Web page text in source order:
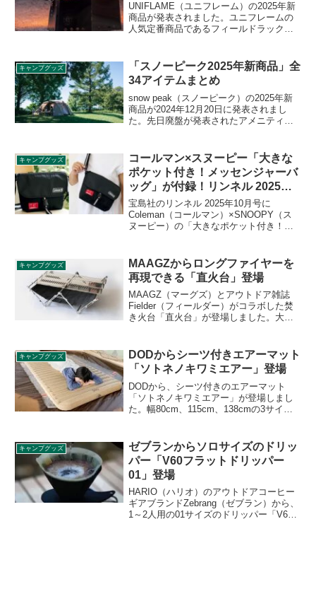
UNIFLAME（ユニフレーム）の2025年新
商品が発表されました。ユニフレームの
人気定番商品であるフィールドラックた
欲的な新しい試みの新商品など全部で15
アイテムの発表となりました。詳細をレ
ビューします。
キャンプグッズ
「スノーピーク2025年新商品」全
34アイテムまとめ
snow peak（スノーピーク）の2025年新
商品が2024年12月20日に発表されまし
た。先日廃盤が発表されたアメニティド
ーブ、一酸化炭素チェッカーなど、様々
なアイテムが登場します。詳細をレビュ
ーします。
キャンプグッズ
コールマン×スヌーピー「大きな
ポケット付き！メッセンジャーバ
ッグ」が付録！リンネル 2025年
10月号
宝島社のリンネル 2025年10月号に
Coleman（コールマン）×SNOOPY（ス
ヌーピー）の「大きなポケット付き！メ
メッセンジャーバッグで、汚れにくいフ
ラップや大きなポケット付きでとても機
能的です。詳細をレビューします。
キャンプグッズ
MAAGZからロングファイヤーを
再現できる「直火台」登場
MAAGZ（マーグズ）とアウトドア雑誌
Fielder（フィールダー）がコラボした焚
き火台「直火台」が登場しました。大型
なっています。詳細をレビューします。
キャンプグッズ
DODからシーツ付きエアーマット
「ソトネノキワミエアー」登場
DODから、シーツ付きのエアーマット
「ソトネノキワミエアー」が登場しまし
た。幅80cm、115cm、138cmの3サイズ
レビューします。
キャンプグッズ
ゼブランからソロサイズのドリッ
パー「V60フラットドリッパー
01」登場
HARIO（ハリオ）のアウトドアコーヒー
ギアブランドZebrang（ゼブラン）から、
1～2人用の01サイズのドリッパー「V60